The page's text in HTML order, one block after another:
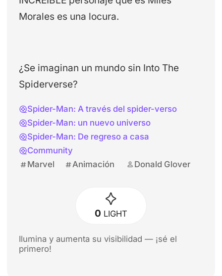
Morales es una locura.
¿Se imaginan un mundo sin Into The
Spiderverse?
Spider-Man: A través del spider-verso
Spider-Man: un nuevo universo
Spider-Man: De regreso a casa
Community
Marvel
Animación Donald Glover
0 LIGHT
Ilumina y aumenta su visibilidad — ¡sé el
primero!